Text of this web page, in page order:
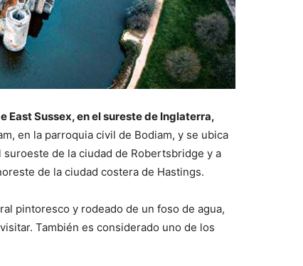
East Sussex, en el sureste de Inglaterra,
en la parroquia civil de Bodiam, y se ubica
de la ciudad de Robertsbridge y a
de la ciudad costera de Hastings.
pintoresco y rodeado de un foso de agua,
También es considerado uno de los